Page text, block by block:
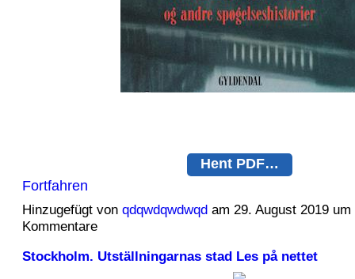
Hent PDF…
Fortfahren
Hinzugefügt von qdqwdqwdwqd am 29. August 2019
Kommentare
Stockholm. Utställningarnas stad Les på nettet